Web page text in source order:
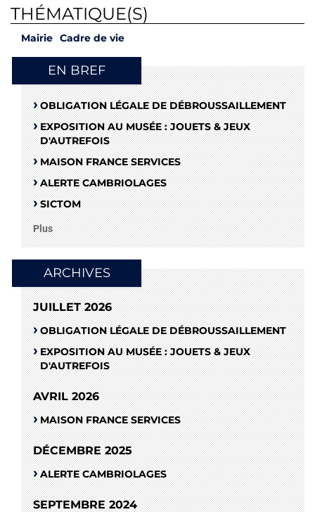
THÉMATIQUE(S)
Mairie Cadre de vie
EN BREF
OBLIGATION LÉGALE DE DÉBROUSSAILLEMENT
EXPOSITION AU MUSÉE : JOUETS & JEUX
D'AUTREFOIS
MAISON FRANCE SERVICES
ALERTE CAMBRIOLAGES
SICTOM
Plus
ARCHIVES
JUILLET 2026
OBLIGATION LÉGALE DE DÉBROUSSAILLEMENT
EXPOSITION AU MUSÉE : JOUETS & JEUX
D'AUTREFOIS
AVRIL 2026
MAISON FRANCE SERVICES
DÉCEMBRE 2025
ALERTE CAMBRIOLAGES
SEPTEMBRE 2024